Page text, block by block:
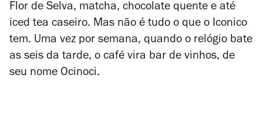
Flor de Selva, matcha, chocolate quente e até
iced tea caseiro. Mas não é tudo o que o Iconico
tem. Uma vez por semana, quando o relógio bate
as seis da tarde, o café vira bar de vinhos, de
seu nome Ocinoci.